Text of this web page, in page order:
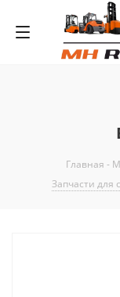
Главная -
Запчасти для